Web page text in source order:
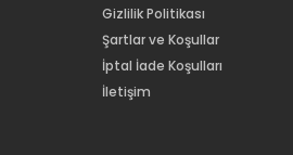
Gizlilik Politikası
Şartlar ve Koşullar
İptal İade Koşulları
İletişim